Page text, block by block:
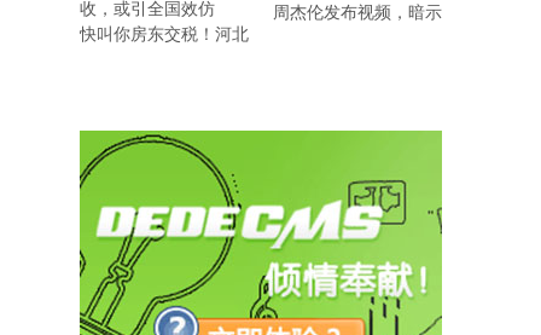
快叫你房东交税！河北
周杰伦发布视频，暗示